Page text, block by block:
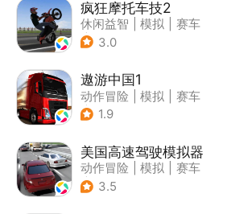
疯狂摩托车技2
休闲益智 模拟
赛车
| 写实
3.0
遨游中国1
动作冒险 模拟
赛车
| 写实
1.9
美国高速驾驶模拟器
动作冒险 模拟
赛车
| 写实
3.5